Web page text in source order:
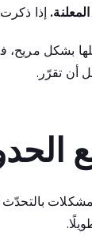
إذا
بشكل مريح،
أن تقرّر.
بالتحدّث